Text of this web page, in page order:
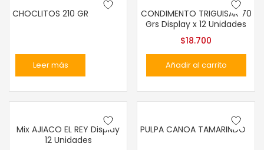
CHOCLITOS 210 GR
Leer más
CONDIMENTO TRIGUISAR 70
Grs Display x 12 Unidades
$18.700
Añadir al carrito
Mix AJIACO EL REY Display
12 Unidades
PULPA CANOA TAMARINDO